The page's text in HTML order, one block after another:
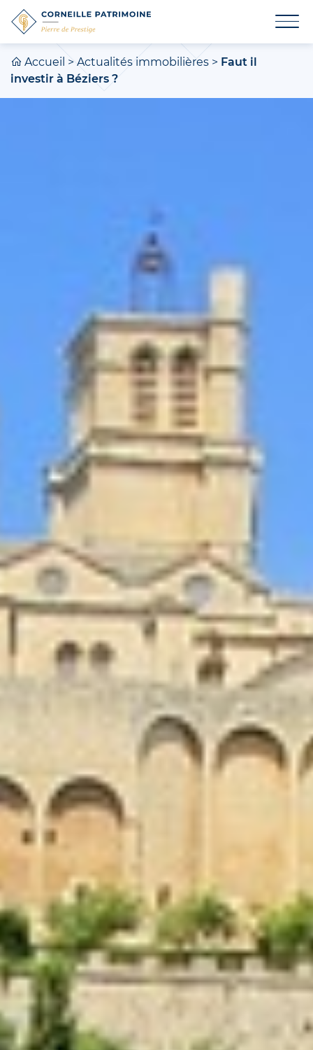
Accueil >Actualités immobilières > Faut il
investir à Béziers ?